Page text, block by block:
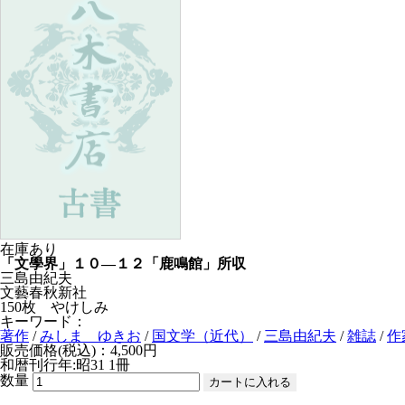
在庫あり
「文學界」１０—１２「鹿鳴館」所収
三島由紀夫
文藝春秋新社
150枚 やけしみ
キーワード：
著作 /みしま ゆきお / 国文学（近代） / 三島由紀夫 /雑誌 /作
販売価格(税込)：4,500円
和暦刊行年:昭31 1冊
数量